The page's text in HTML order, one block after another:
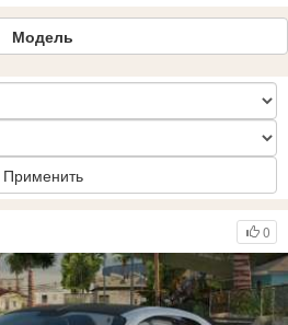
Модель
Применить
0